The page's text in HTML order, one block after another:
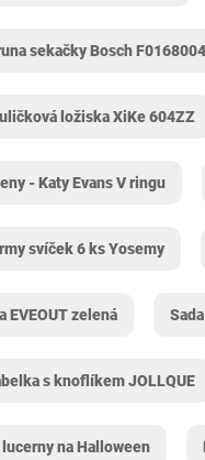
sekačky Bosch
ložiska XiKe 604ZZ
- Katy Evans V ringu
svíček 6 ks Yosemy
EVEOUT zelená
s knoflíkem JOLLQUE
na Halloween